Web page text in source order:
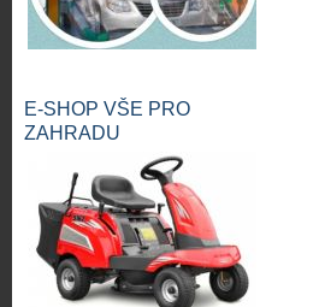
E-SHOP VŠE PRO
ZAHRADU